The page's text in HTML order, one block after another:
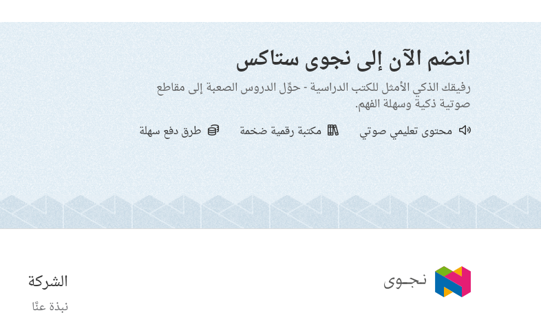
انضم الآن إلى نجوى ستاكس
رفيقك الذكي الأمثل للكتب الدراسية - حوِّل الدروس الصعبة إلى مقاطع
صوتية ذكية وسهلة الفهم.
محتوى تعليمي صوتي مكتبة رقمية ضخمة طرق دفع سهلة
الشركة
نبذة عنَّا